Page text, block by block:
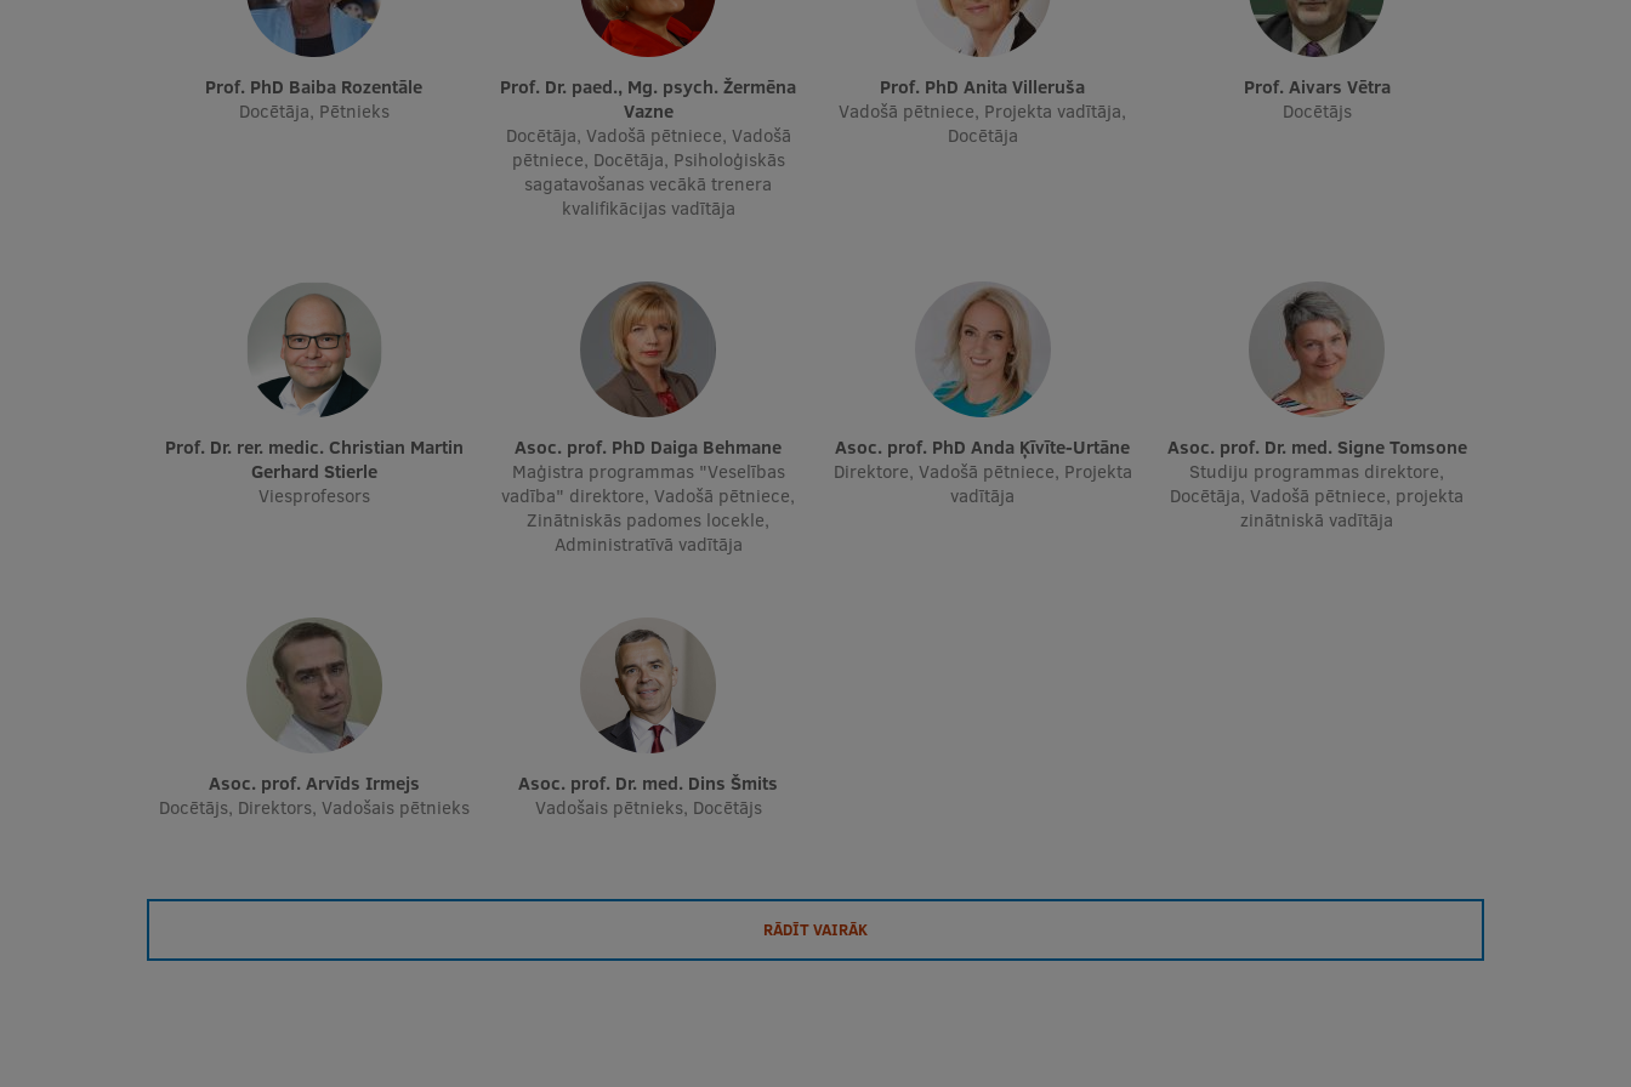
Prof. PhD Baiba Rozentāle
Docētāja, Pētnieks
Prof. Dr. paed., Mg. psych. Žermēna
Vazne
Docētāja, Vadošā pētniece, Vadošā
pētniece, Docētāja, Psiholoģiskās
sagatavošanas vecākā trenera
kvalifikācijas vadītāja
Prof. PhD Anita Villeruša
Vadošā pētniece, Projekta vadītāja,
Docētāja
Prof. Aivars Vētra
Docētājs
Prof. Dr. rer. medic. Christian Martin
Gerhard Stierle
Viesprofesors
Asoc. prof. PhD Daiga Behmane
Maģistra programmas "Veselības
vadība" direktore, Vadošā pētniece,
Zinātniskās padomes locekle,
Administratīvā vadītāja
Asoc. prof. PhD Anda Ķīvīte-Urtāne
Direktore, Vadošā pētniece, Projekta
vadītāja
Asoc. prof. Dr. med. Signe Tomsone
Studiju programmas direktore,
Docētāja, Vadošā pētniece, projekta
zinātniskā vadītāja
Asoc. prof. Arvīds Irmejs
Docētājs, Direktors, Vadošais pētnieks
Asoc. prof. Dr. med. Dins Šmits
Vadošais pētnieks, Docētājs
RĀDĪT VAIRĀK